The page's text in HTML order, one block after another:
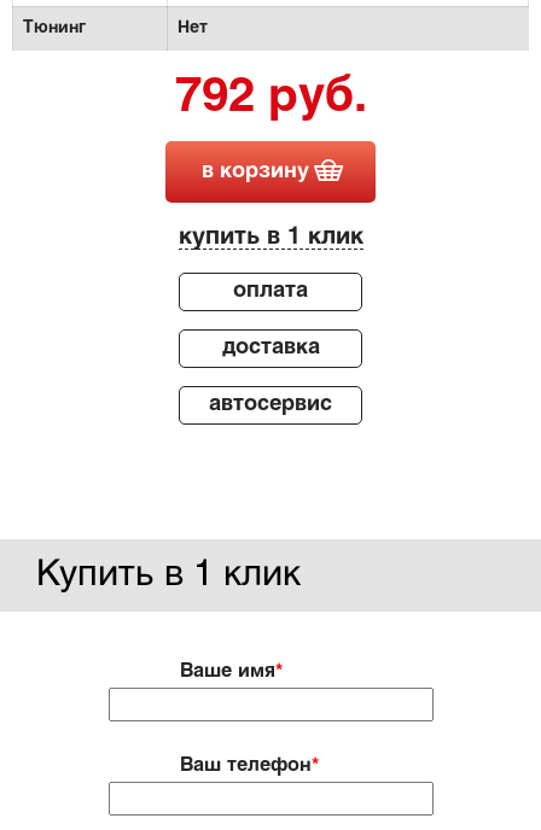
Тюнинг Нет
792 руб.
в корзину
купить в 1 клик
оплата
доставка
автосервис
Купить в 1 клик
Ваше имя*
Ваш телефон*